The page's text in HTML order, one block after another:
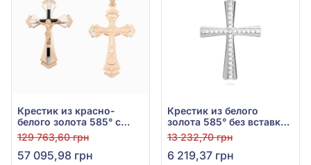
Крестик из красно-
белого золота 585° с
чёрным фианитом (куб.
цирконий) и эмалью,
арт. 270124Е
129 763,60 грн
57 095,98 грн
Крестик из белого
золота 585° без вставки,
арт. 440436б
13 232,70 грн
6 219,37 грн